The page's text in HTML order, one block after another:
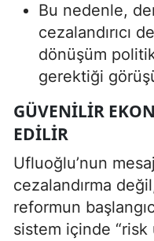
Bu nedenle,
cezalandırıcı
dönüşüm
gerektiği
GÜVENILIR
EDILIR
Ufluoğlu’nun
cezalandırma
reformun
sistem içinde